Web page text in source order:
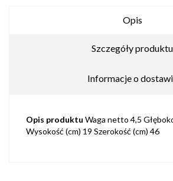
Opis
Szczegóły produktu
Informacje o
Opis produktu Waga netto 4,5
Wysokość (cm) 19 Szerokość (cm) 46